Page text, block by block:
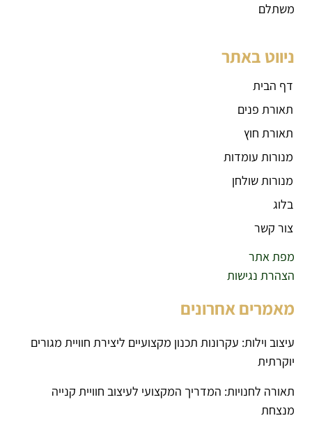
משתלם
ניווט באתר
דף הבית
תאורת פנים
תאורת חוץ
מנורות עומדות
מנורות שולחן
בלוג
צור קשר
מפת אתר
הצהרת נגישות
מאמרים אחרונים
עיצוב וילות: עקרונות תכנון מקצועיים ליצירת חוויית מגורים
יוקרתית
תאורה לחנויות: המדריך המקצועי לעיצוב חוויית קנייה
מנצחת